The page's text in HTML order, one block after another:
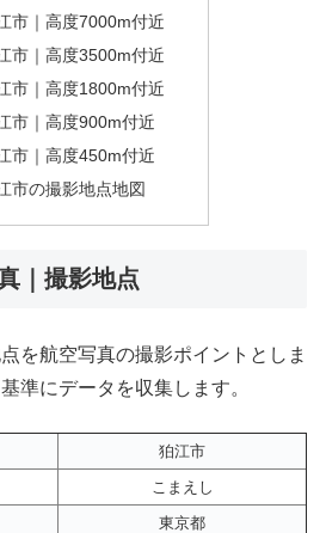
市｜高度7000m付近
市｜高度3500m付近
市｜高度1800m付近
市｜高度900m付近
市｜高度450m付近
市の撮影地点地図
｜撮影地点
を航空写真の撮影ポイントとしま
準にデータを収集します。
狛江市
こまえし
東京都